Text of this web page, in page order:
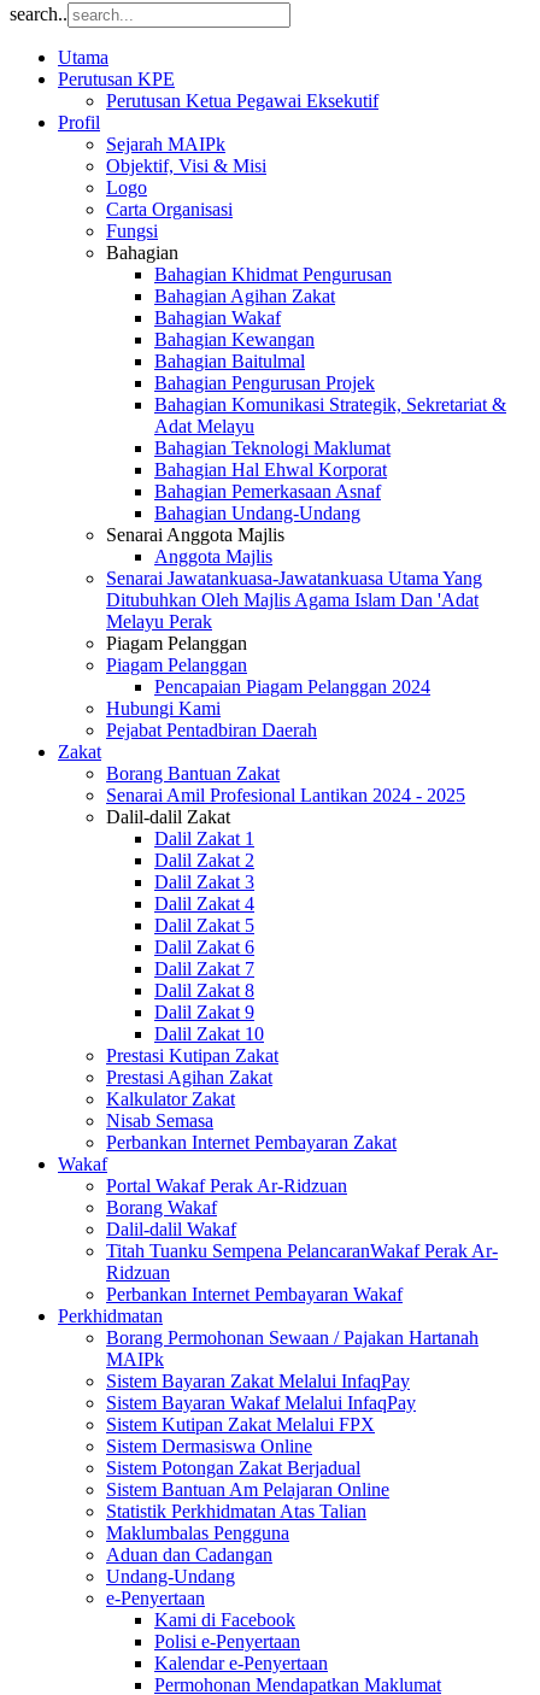
search..
Utama
Perutusan KPE
Perutusan Ketua Pegawai Eksekutif
Profil
Sejarah MAIPk
Objektif, Visi & Misi
Logo
Carta Organisasi
Fungsi
Bahagian
Bahagian Khidmat Pengurusan
Bahagian Agihan Zakat
Bahagian Wakaf
Bahagian Kewangan
Bahagian Baitulmal
Bahagian Pengurusan Projek
Bahagian Komunikasi Strategik, Sekretariat &
Adat Melayu
Bahagian Teknologi Maklumat
Bahagian Hal Ehwal Korporat
Bahagian Pemerkasaan Asnaf
Bahagian Undang-Undang
Senarai Anggota Majlis
Anggota Majlis
Senarai Jawatankuasa-Jawatankuasa Utama Yang
Ditubuhkan Oleh Majlis Agama Islam Dan 'Adat
Melayu Perak
Piagam Pelanggan
Piagam Pelanggan
Pencapaian Piagam Pelanggan 2024
Hubungi Kami
Pejabat Pentadbiran Daerah
Zakat
Borang Bantuan Zakat
Senarai Amil Profesional Lantikan 2024 - 2025
Dalil-dalil Zakat
Dalil Zakat 1
Dalil Zakat 2
Dalil Zakat 3
Dalil Zakat 4
Dalil Zakat 5
Dalil Zakat 6
Dalil Zakat 7
Dalil Zakat 8
Dalil Zakat 9
Dalil Zakat 10
Prestasi Kutipan Zakat
Prestasi Agihan Zakat
Kalkulator Zakat
Nisab Semasa
Perbankan Internet Pembayaran Zakat
Wakaf
Portal Wakaf Perak Ar-Ridzuan
Borang Wakaf
Dalil-dalil Wakaf
Titah Tuanku Sempena PelancaranWakaf Perak Ar-
Ridzuan
Perbankan Internet Pembayaran Wakaf
Perkhidmatan
Borang Permohonan Sewaan / Pajakan Hartanah
MAIPk
Sistem Bayaran Zakat Melalui InfaqPay
Sistem Bayaran Wakaf Melalui InfaqPay
Sistem Kutipan Zakat Melalui FPX
Sistem Dermasiswa Online
Sistem Potongan Zakat Berjadual
Sistem Bantuan Am Pelajaran Online
Statistik Perkhidmatan Atas Talian
Maklumbalas Pengguna
Aduan dan Cadangan
Undang-Undang
e-Penyertaan
Kami di Facebook
Polisi e-Penyertaan
Kalendar e-Penyertaan
Permohonan Mendapatkan Maklumat